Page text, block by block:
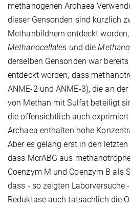
methanogenen Archaea
dieser Gensonden sind kürzlich
Methanbildnern entdeckt
Methanocellales und die
derselben Gensonden war
entdeckt worden, dass
ANME-2 und ANME-3), die an
von Methan mit Sulfat beteiligt
die offensichtlich auch
Archaea enthalten hohe
Aber es gelang erst in den
dass McrABG aus
Coenzym M und Coenzym B als
dass - so zeigten Laborversuche
Reduktase auch tatsächlich die